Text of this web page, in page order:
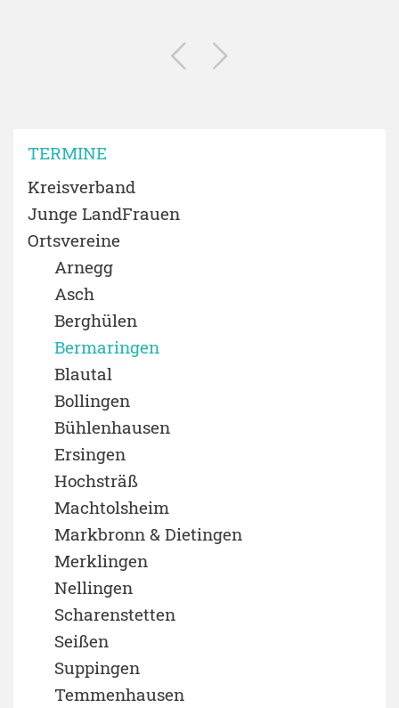
TERMINE
Kreisverband
Junge LandFrauen
Ortsvereine
Arnegg
Asch
Berghülen
Bermaringen
Blautal
Bollingen
Bühlenhausen
Ersingen
Hochsträß
Machtolsheim
Markbronn & Dietingen
Merklingen
Nellingen
Scharenstetten
Seißen
Suppingen
Temmenhausen